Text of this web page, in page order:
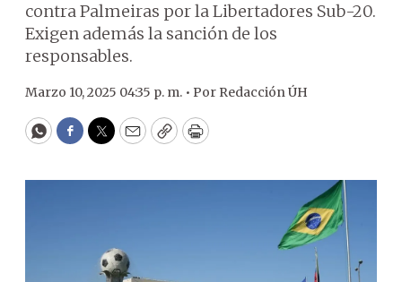
contra Palmeiras por la Libertadores Sub-20.
Exigen además la sanción de los
responsables.
Marzo 10, 2025 04:35 p. m. • Por Redacción ÚH
WhatsApp
Facebook
Twitter
EmailCopyPrint